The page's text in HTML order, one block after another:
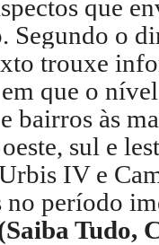
que
Segundo o
trouxe
que o
bairros às
sul e
IV e
no período
Tudo,